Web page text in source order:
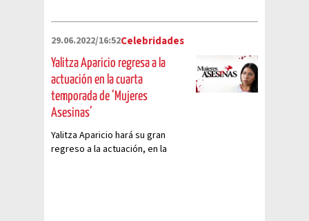
memorables.
29.06.2022/16:52Celebridades
Yalitza Aparicio regresa a la
actuación en la cuarta
temporada de ‘Mujeres
Asesinas’
Yalitza Aparicio hará su gran
regreso a la actuación, en la